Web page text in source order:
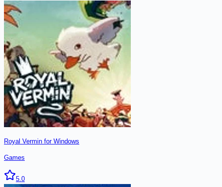
Royal Vermin for Windows
Games
5.0